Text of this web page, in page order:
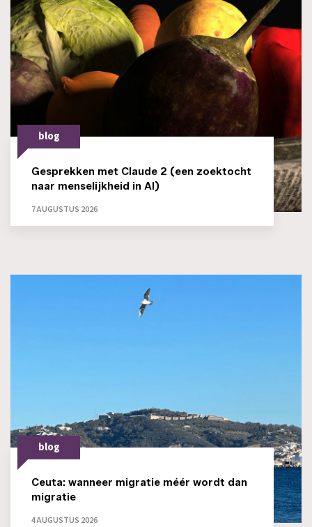
blog
Gesprekken met Claude 2 (een zoektocht
naar menselijkheid in AI)
7 AUGUSTUS 2026
blog
Ceuta: wanneer migratie méér wordt dan
migratie
4 AUGUSTUS 2026